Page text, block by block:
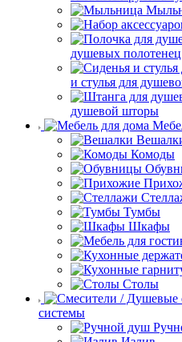
душевых полотенец
и стулья для
душевой шторы
Комоды
Тумбы
Шкафы
Столы
системы